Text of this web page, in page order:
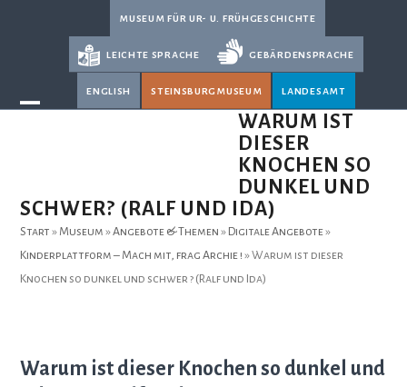
museum für ur- u. frühgeschichte
leichte sprache gebärdensprache
english steinsburgmuseum landesamt
WARUM IST
DIESER
KNOCHEN SO
DUNKEL UND
SCHWER? (RALF UND IDA)
Start » Museum »Angebote & Themen » Digitale Angebote»
Kinderplattform – Mach mit, frag Archie ! »Warum ist dieser
Knochen so dunkel und schwer ? (Ralf und Ida)
Warum ist dieser Knochen so dunkel und